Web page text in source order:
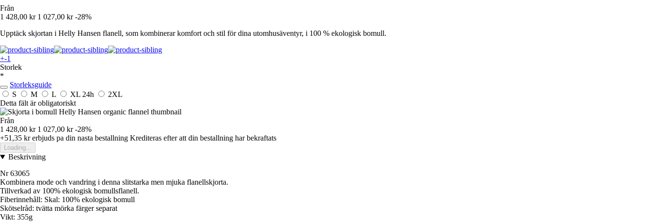
Från
1 428,00 kr 1 027,00 kr -28%
Upptäck skjortan i Helly Hansen flanell, som kombinerar komfort och stil för dina utomhusäventyr, i 100 % ekologisk bomull.
+-1
Storlek
*
Storleksguide
S
M L XL 24h
2XL
Detta fält är obligatoriskt
Från
1 428,00 kr 1 027,00 kr -28%
+51,35 krerbjuds pa din nasta bestallning Krediteras efter att din bestallning har bekraftats
Loading...
Beskrivning
Nr 63065
Kombinera mode och vandring i denna slitstarka men mjuka flanellskjorta.
Tillverkad av 100% ekologisk bomullsflanell.
Fiberinnehåll: Skal: 100% ekologisk bomull
Skötselråd: tvätta mörka färger separat
Vikt: 355g